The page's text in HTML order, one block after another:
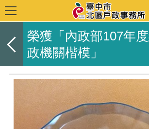
榮獲「內政部107年
政機關楷模」